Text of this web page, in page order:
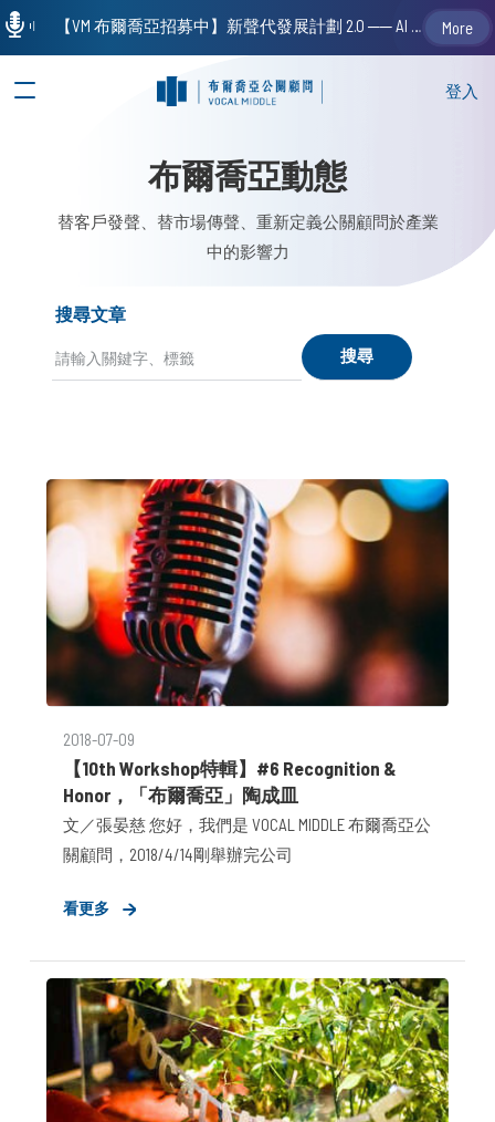
登入
布爾喬亞動態
替客戶發聲、替市場傳聲、重新定義公關顧問於產業
中的影響力
搜尋文章
2018-07-09
【10th Workshop特輯】#6 Recognition &
Honor，「布爾喬亞」陶成皿
文／張晏慈 您好，我們是 VOCAL MIDDLE 布爾喬亞公
關顧問，2018/4/14剛舉辦完公司
看更多
【VM 布爾喬亞招募中】新聲代發展計劃 2.0 ── AI PR 人才加速養成計劃（歡迎「應屆畢業生」、「一年以下相關 / 三年以下非相關經驗工作者」申請加入） More